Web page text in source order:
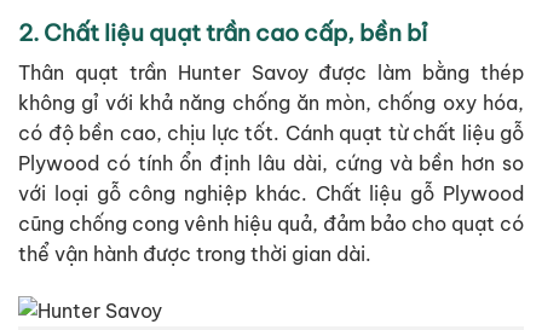
2. Chất liệu quạt trần cao cấp, bền bỉ
Thân quạt trần Hunter Savoy được làm bằng thép
không gỉ với khả năng chống ăn mòn, chống oxy hóa,
có độ bền cao, chịu lực tốt. Cánh quạt từ chất liệu gỗ
Plywood có tính ổn định lâu dài, cứng và bền hơn so
với loại gỗ công nghiệp khác. Chất liệu gỗ Plywood
cũng chống cong vênh hiệu quả, đảm bảo cho quạt có
thể vận hành được trong thời gian dài.